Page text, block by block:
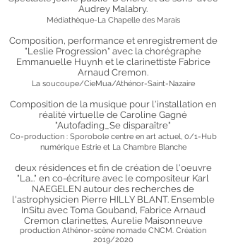
Audrey Malabry.
Médiathèque-La Chapelle des Marais
Composition, performance et enregistrement de
"Leslie Progression" avec la chorégraphe
Emmanuelle Huynh et le clarinettiste Fabrice
Arnaud Cremon.
La soucoupe/CieMua/Athénor-Saint-Nazaire
Composition de la musique pour l'installation en
réalité virtuelle de Caroline Gagné
"Autofading_Se disparaître"
Co-production : Sporobole centre en art actuel, 0/1-Hub
numérique Estrie et La Chambre Blanche
deux résidences et fin de création de l'oeuvre
"La..." en co-écriture avec le compositeur Karl
NAEGELEN autour des recherches de
l'astrophysicien Pierre HILLY BLANT. Ensemble
InSitu avec Toma Gouband, Fabrice Arnaud
Cremon clarinettes, Aurelie Maisonneuve
production Athénor-scène nomade CNCM. Création
2019/2020